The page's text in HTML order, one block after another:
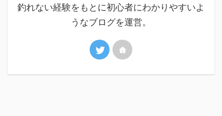
釣れない経験をもとに初心者にわかりやすいよ
うなブログを運営。